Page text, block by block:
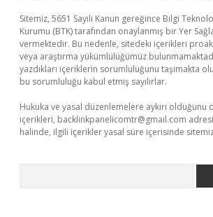
Sitemiz, 5651 Sayılı Kanun gereğince Bilgi
Kurumu (BTK) tarafından onaylanmış bir Yer
vermektedir. Bu nedenle, sitedeki içerikleri
veya araştırma yükümlülüğümüz
yazdıkları içeriklerin sorumluluğunu taşımakta
bu sorumluluğu kabul etmiş sayılırlar.
Hukuka ve yasal düzenlemelere aykırı olduğunu
içerikleri, backlinkpanelicomtr@gmail.com
halinde, ilgili içerikler yasal süre içerisinde